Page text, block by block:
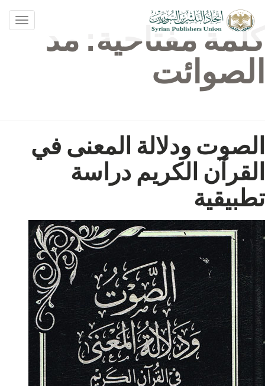
كلمة مفتاحية: مد
الصوائت
الصوت ودلالة المعنى في
القرآن الكريم دراسة
تطبيقية